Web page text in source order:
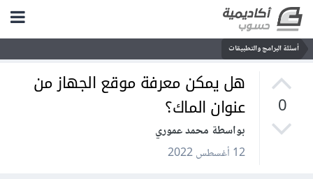
أسئلة البرامج والتطبيقات
0
هل يمكن معرفة موقع الجهاز من
عنوان الماك؟
بواسطة محمد عموري
12 أغسطس 2022